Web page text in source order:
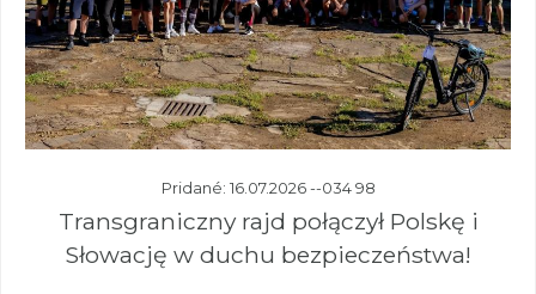
Pridané: 16.07.2026 --034 98
Transgraniczny rajd połączył Polskę i
Słowację w duchu bezpieczeństwa!